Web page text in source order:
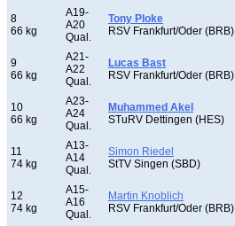
8
66 kg
A19-
A20
Qual.
Tony Ploke
RSV Frankfurt/Oder (BRB)
9
66 kg
A21-
A22
Qual.
Lucas Bast
RSV Frankfurt/Oder (BRB)
10
66 kg
A23-
A24
Qual.
Muhammed Akel
STuRV Dettingen (HES)
11
74 kg
A13-
A14
Qual.
Simon Riedel
StTV Singen (SBD)
12
74 kg
A15-
A16
Qual.
Martin Knoblich
RSV Frankfurt/Oder (BRB)